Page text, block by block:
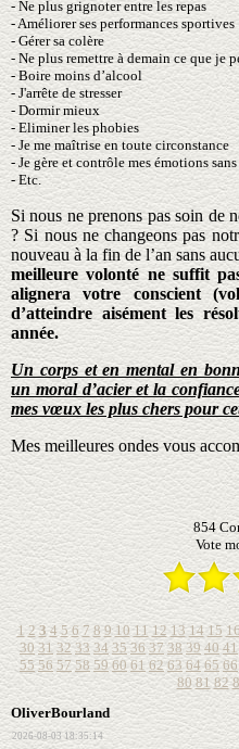
- Ne plus grignoter entre les repas
- Améliorer ses performances sportives
- Gérer sa colère
- Ne plus remettre à demain ce que je
- Boire moins d’alcool
- J'arrête de stresser
- Dormir mieux
- Eliminer les phobies
- Je me maîtrise en toute circonstance
- Je gère et contrôle mes émotions
- Etc.
Si nous ne prenons pas soin de
? Si nous ne changeons pas
nouveau à la fin de l’an sans
meilleure volonté ne suffit
alignera votre conscient
d’atteindre aisément les
année.
Un corps et en mental en
un moral d’acier et la
mes vœux les plus chers pour
Mes meilleures ondes vous
854
Vote
1 2 3 4 5 6 7 8 9 10 11 12 13 14 15
30 31 32 33 34 35 36 37 38 39 40 41
55 56 57 58 59 60 61 62 63 64 65 66
80 81 82
OliverBourland
2026-08-03 18:35:14